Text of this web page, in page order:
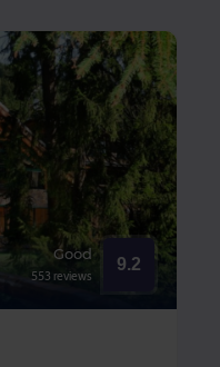
Good
553 reviews
9.2